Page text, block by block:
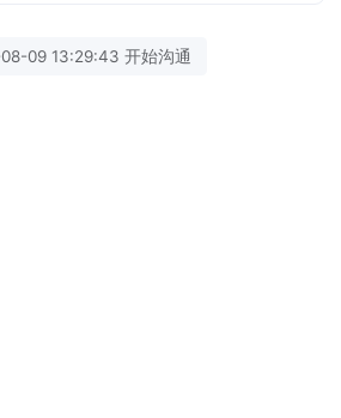
09 13:29:43 开始沟通